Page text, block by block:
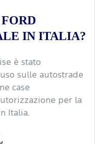
IN ITALIA?
è stato
sulle autostrade
case
per la
Italia.